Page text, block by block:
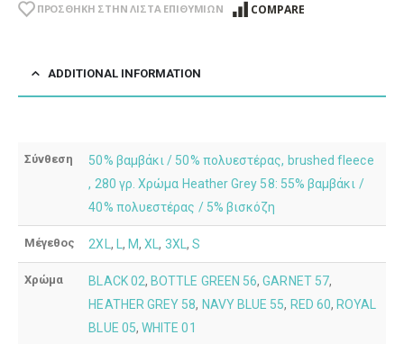
ΠΡΌΣΘΉΚΗ ΣΤΗΝ ΛΊΣΤΑ ΕΠΙΘΥΜΙΏΝ COMPARE
ADDITIONAL INFORMATION
Σύνθεση
50% βαμβάκι / 50% πολυεστέρας, brushed fleece
, 280 γρ. Χρώμα Heather Grey 58: 55% βαμβάκι /
40% πολυεστέρας / 5% βισκόζη
Μέγεθος 2XL, L, M,XL, 3XL, S
Χρώμα BLACK 02, BOTTLE GREEN 56,GARNET 57,
HEATHER GREY 58, NAVY BLUE 55, RED 60, ROYAL
BLUE 05,WHITE 01